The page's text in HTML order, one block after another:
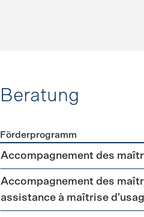
Beratung
Förderprogramme Beratung
Förderprogramm
Accompagnement des
Accompagnement des
assistance à maîtrise